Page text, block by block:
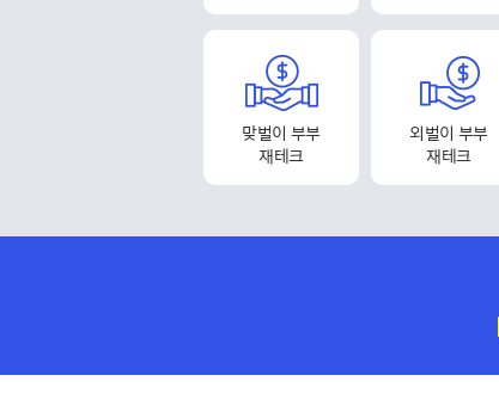
맞벌이 부부
재테크
외벌이 부부
재테크